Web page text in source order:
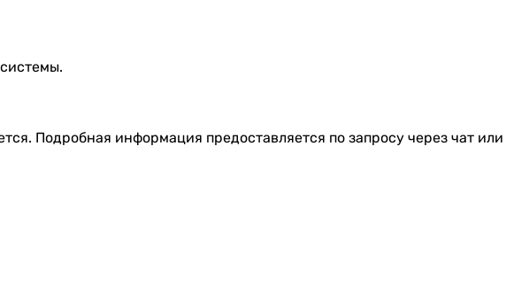
Подробная информация предоставляется по запросу через чат или